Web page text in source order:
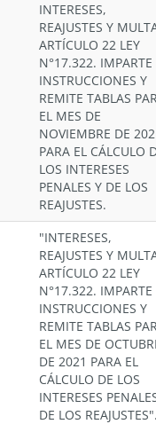
INTERESES,
REAJUSTES Y
ARTÍCULO 22 LEY
N°17.322. IMPARTE
INSTRUCCIONES Y
REMITE TABLAS
EL MES DE
NOVIEMBRE DE
PARA EL CÁLCULO
LOS INTERESES
PENALES Y DE LOS
REAJUSTES.
"INTERESES,
REAJUSTES Y
ARTÍCULO 22 LEY
N°17.322. IMPARTE
INSTRUCCIONES Y
REMITE TABLAS
EL MES DE
DE 2021 PARA EL
CÁLCULO DE LOS
INTERESES
DE LOS